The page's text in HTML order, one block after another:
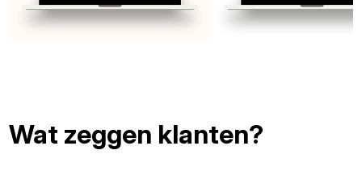
Wat zeggen klanten?